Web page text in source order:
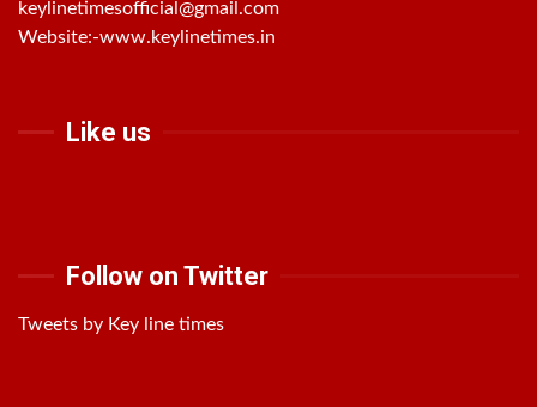
keylinetimesofficial@gmail.com
Website:-www.keylinetimes.in
Like us
Follow on Twitter
Tweets by Key line times